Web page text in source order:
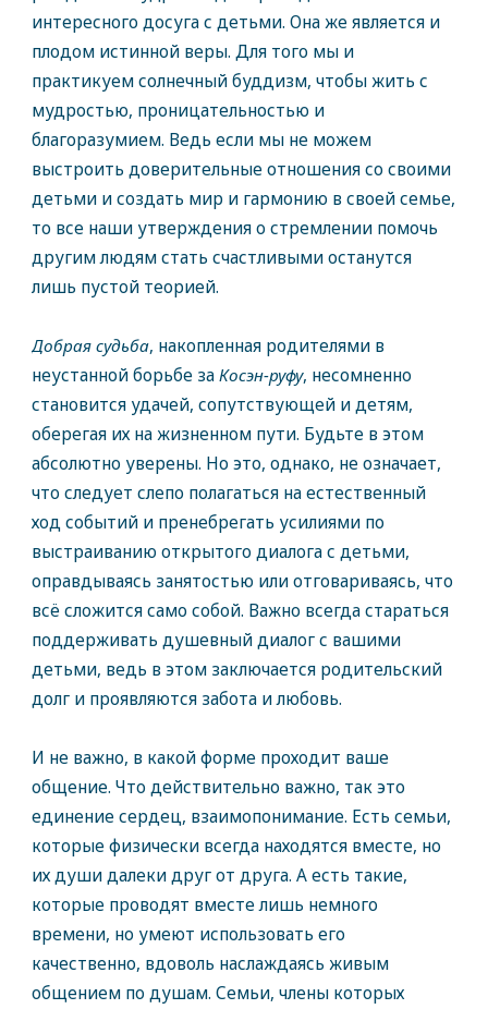
интересного досуга с детьми. Она же является и
плодом истинной веры. Для того мы и
практикуем солнечный буддизм, чтобы жить с
мудростью, проницательностью и
благоразумием. Ведь если мы не можем
выстроить доверительные отношения со своими
детьми и создать мир и гармонию в своей семье,
то все наши утверждения о стремлении помочь
другим людям стать счастливыми останутся
лишь пустой теорией.
Добрая судьба, накопленная родителями в
неустанной борьбе заКосэн-руфу, несомненно
становится удачей, сопутствующей и детям,
оберегая их на жизненном пути. Будьте в этом
абсолютно уверены. Но это, однако, не означает,
что следует слепо полагаться на естественный
ход событий и пренебрегать усилиями по
выстраиванию открытого диалога с детьми,
оправдываясь занятостью или отговариваясь, что
всё сложится само собой. Важно всегда стараться
поддерживать душевный диалог с вашими
детьми, ведь в этом заключается родительский
долг и проявляются забота и любовь.
И не важно, в какой форме проходит ваше
общение. Что действительно важно, так это
единение сердец, взаимопонимание. Есть семьи,
которые физически всегда находятся вместе, но
их души далеки друг от друга. А есть такие,
которые проводят вместе лишь немного
времени, но умеют использовать его
качественно, вдоволь наслаждаясь живым
общением по душам. Семьи, члены которых